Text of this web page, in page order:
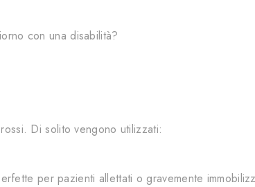
con una disabilità?
Di solito vengono utilizzati:
per pazienti allettati o gravemente